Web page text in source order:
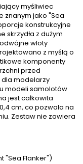
myśliwiec
znanym jako "Sea
konstrukcyjne
skrzydła z dużym
wloty
z myślą o
komponenty
przed
dla modelarzy
modeli samolotów
jest całkowita
cm, co pozwala na
Zestaw nie zawiera
"Sea Flanker")